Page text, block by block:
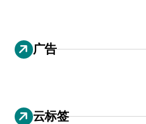
广告
云标签